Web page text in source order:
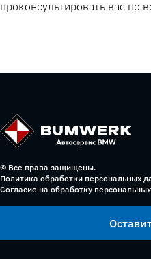
проконсультировать вас по
© Все права защищены.
Политика обработки персональных
Согласие на обработку